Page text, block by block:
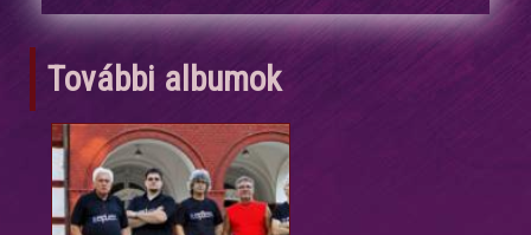
További albumok